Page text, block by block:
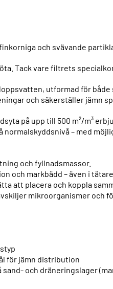
och svävande
Tack vare filtrets
utformad för
och säkerställer jämn
på upp till 500 m²/m³
– med
och fyllnadsmassor.
och markbädd – även i
att placera och koppla
mikroorganismer och
för jämn distribution
och dräneringslager